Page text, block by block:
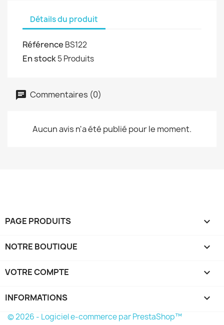
Détails du produit
Référence BS122
En stock5 Produits
Commentaires (0)
Aucun avis n'a été publié pour le moment.
PAGE PRODUITS 
NOTRE BOUTIQUE 
VOTRE COMPTE 
INFORMATIONS keyboard_arrow_down
© 2026 - Logiciel e-commerce par PrestaShop™